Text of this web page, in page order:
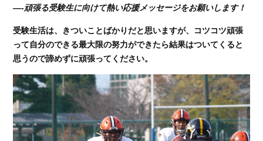
—-頑張る受験生に向けて熱い応援メッセージをお願いします！
受験生活は、きついことばかりだと思いますが、コツコツ頑張
って自分のできる最大限の努力ができたら結果はついてくると
思うので諦めずに頑張ってください。